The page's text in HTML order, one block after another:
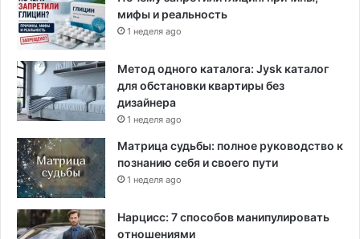
мифы и реальность
1 неделя ago
Метод одного каталога: Jysk каталог
для обстановки квартиры без
дизайнера
1 неделя ago
Матрица судьбы: полное руководство к
познанию себя и своего пути
1 неделя ago
Нарцисс: 7 способов манипулировать
отношениями